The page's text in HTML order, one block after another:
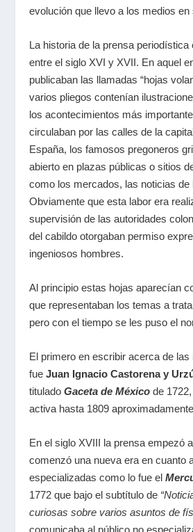
evolución que llevo a los medios en
La historia de la prensa periodística
entre el siglo XVI y XVII. En aquel
publicaban las llamadas “hojas
varios pliegos contenían
los acontecimientos más
circulaban por las calles de la
España, los famosos pregoneros
abierto en plazas públicas o sitios
como los mercados, las noticias de
Obviamente que esta labor era
supervisión de las autoridades
del cabildo otorgaban permiso
ingeniosos hombres.
Al principio estas hojas aparecían
que representaban los temas a
pero con el tiempo se les puso el
El primero en escribir acerca de las
fueJuan Ignacio Castorena y
tituladoGaceta de México de
activa hasta 1809
En el siglo XVIII la prensa empezó
comenzó una nueva era en cuanto
especializadas como lo fue el
1772 que bajo el subtítulo de
curiosas sobre varios asuntos de
comunicaba al público no